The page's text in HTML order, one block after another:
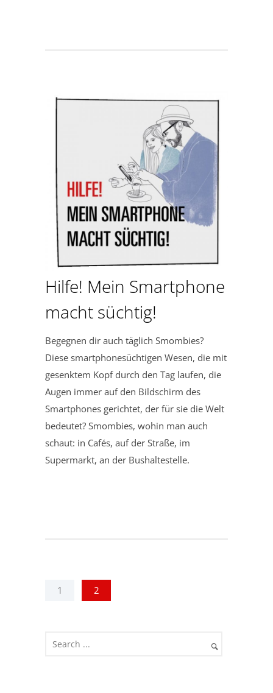
Hilfe! Mein Smartphone
macht süchtig!
Begegnen dir auch täglich Smombies?
Diese smartphonesüchtigen Wesen, die mit
gesenktem Kopf durch den Tag laufen, die
Augen immer auf den Bildschirm des
Smartphones gerichtet, der für sie die Welt
bedeutet? Smombies, wohin man auch
schaut: in Cafés, auf der Straße, im
Supermarkt, an der Bushaltestelle.
1 2